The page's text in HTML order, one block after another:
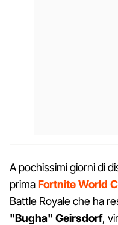
A pochissimi giorni di
primaFortnite World
Battle Royale che ha
"Bugha" Geirsdorf,